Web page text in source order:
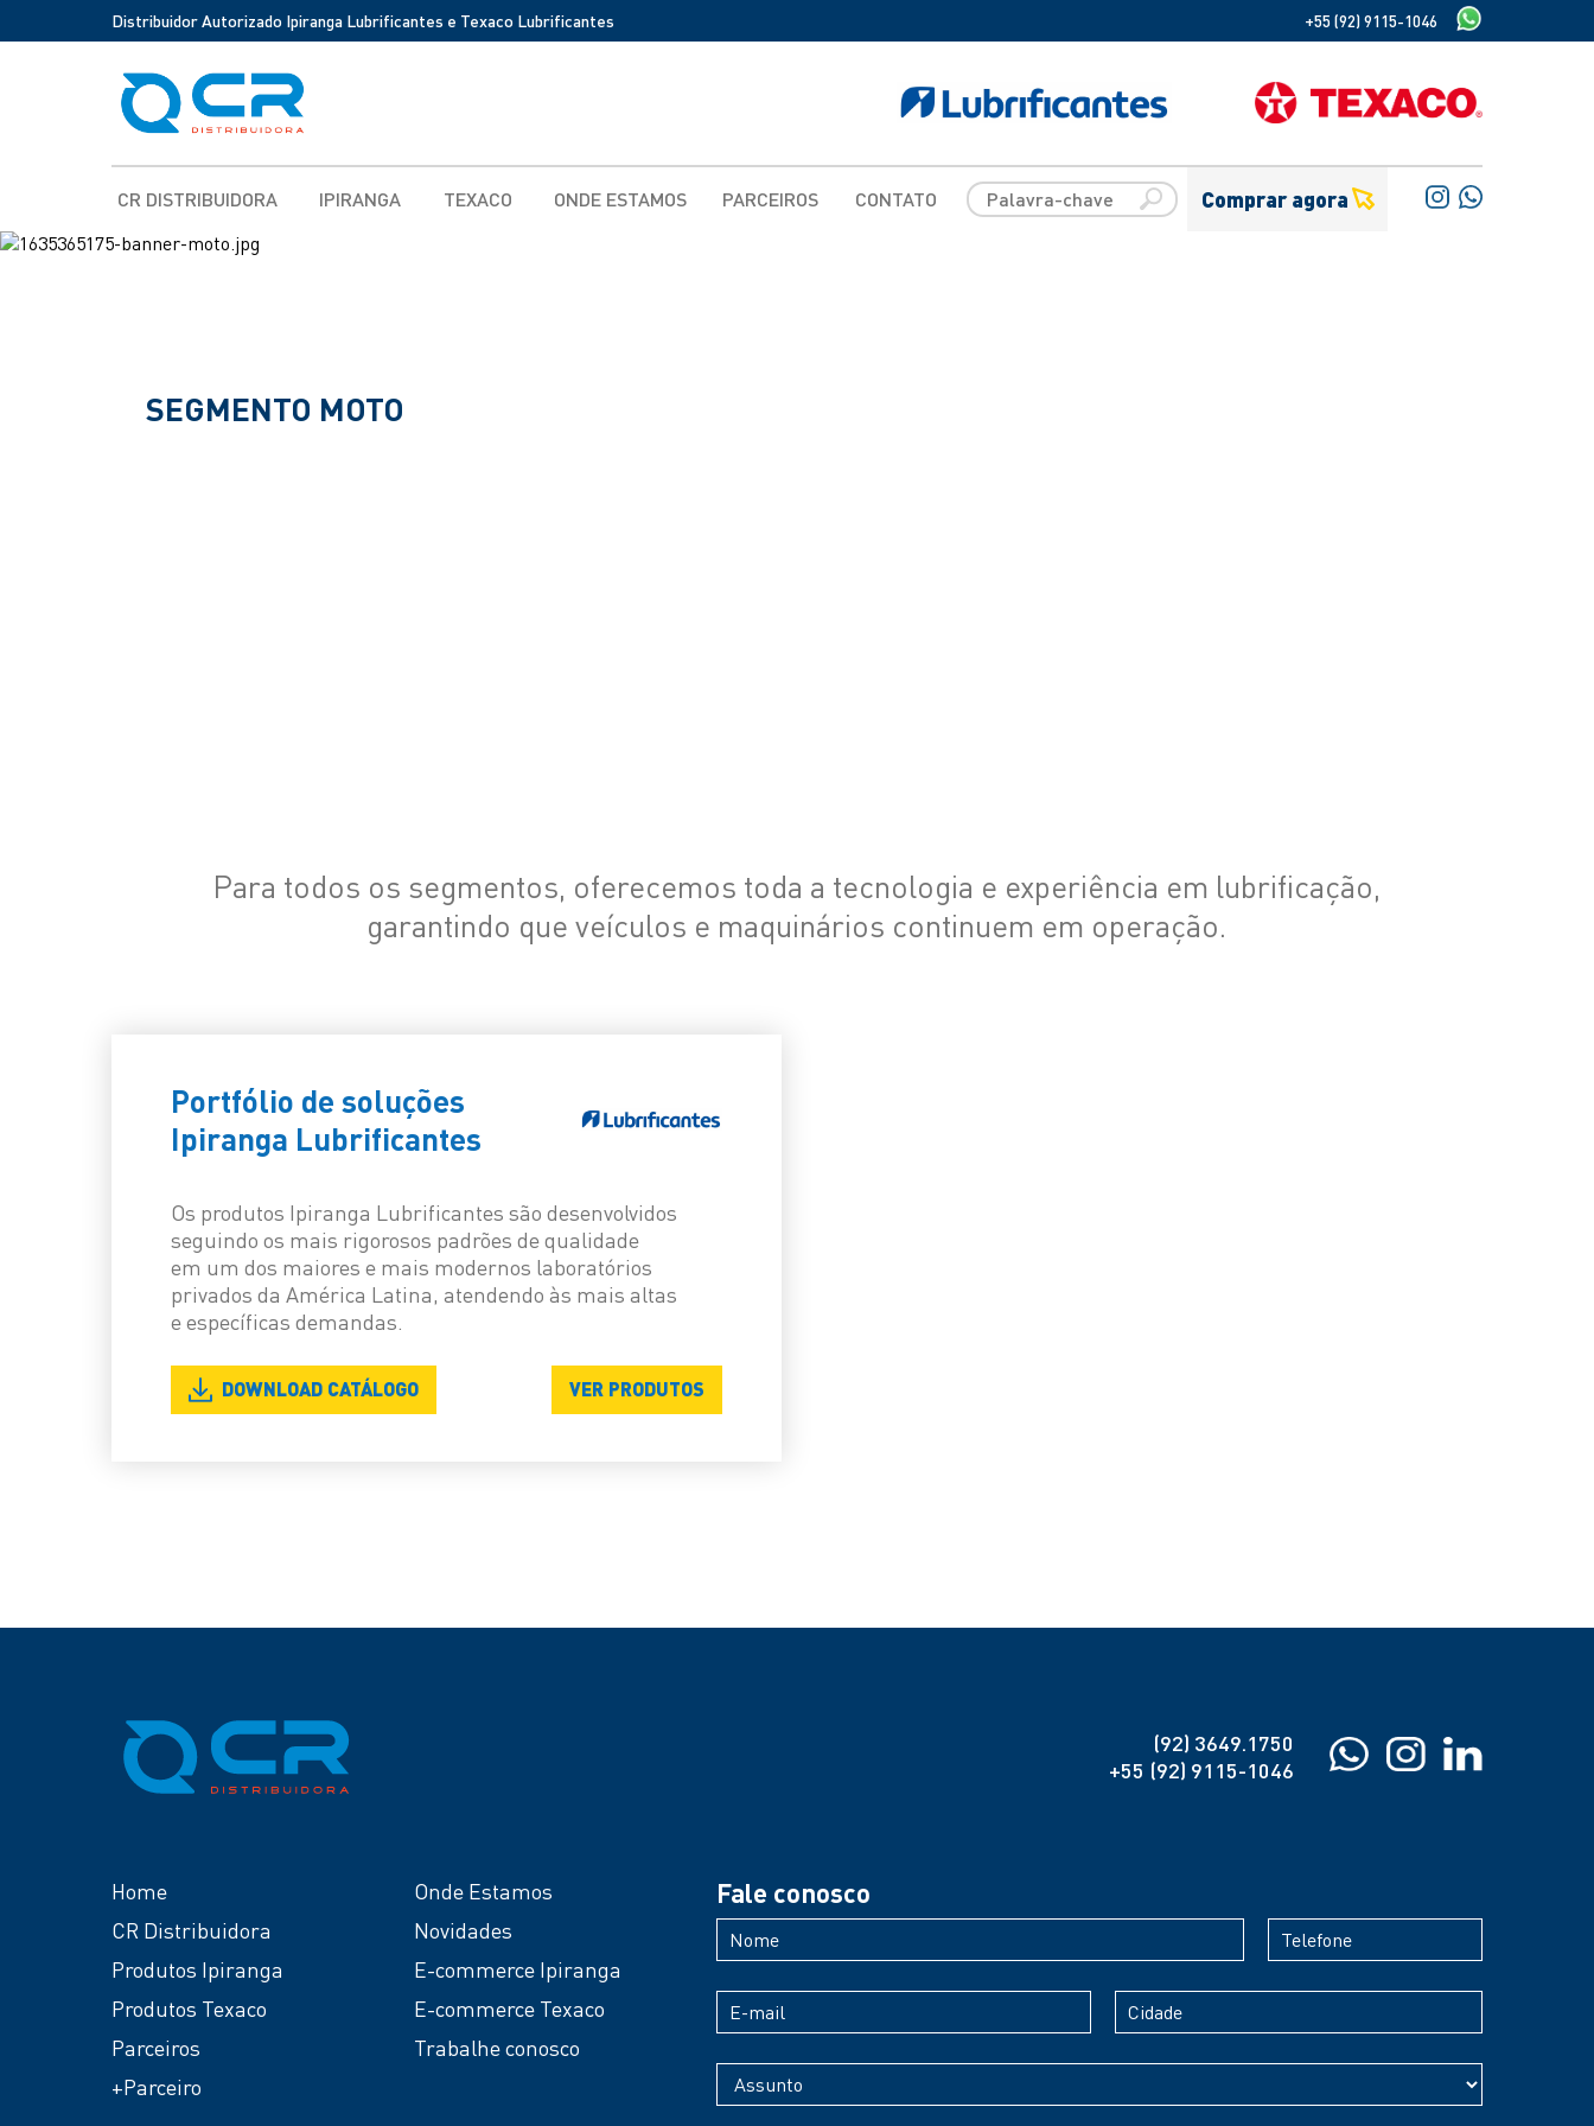
Distribuidor Autorizado Ipiranga Lubrificantes e Texaco Lubrificantes +55 (92) 9115-1046
CR DISTRIBUIDORA IPIRANGA TEXACO ONDE ESTAMOS PARCEIROS CONTATO Comprar agora
SEGMENTO MOTO
Para todos os segmentos, oferecemos toda a tecnologia e experiência em lubrificação,
garantindo que veículos e maquinários continuem em operação.
Portfólio de soluções
Ipiranga Lubrificantes
Os produtos Ipiranga Lubrificantes são desenvolvidos
seguindo os mais rigorosos padrões de qualidade
em um dos maiores e mais modernos laboratórios
privados da América Latina, atendendo às mais altas
e específicas demandas.
DOWNLOAD CATÁLOGO VER PRODUTOS
(92) 3649.1750
+55 (92) 9115-1046
Home
CR Distribuidora
Produtos Ipiranga
Produtos Texaco
Parceiros
+Parceiro
Onde Estamos
Novidades
E-commerce Ipiranga
E-commerce Texaco
Trabalhe conosco
Fale conosco